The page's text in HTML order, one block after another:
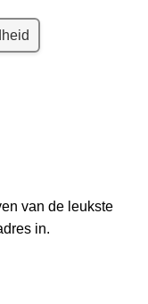
van de leukste
in.